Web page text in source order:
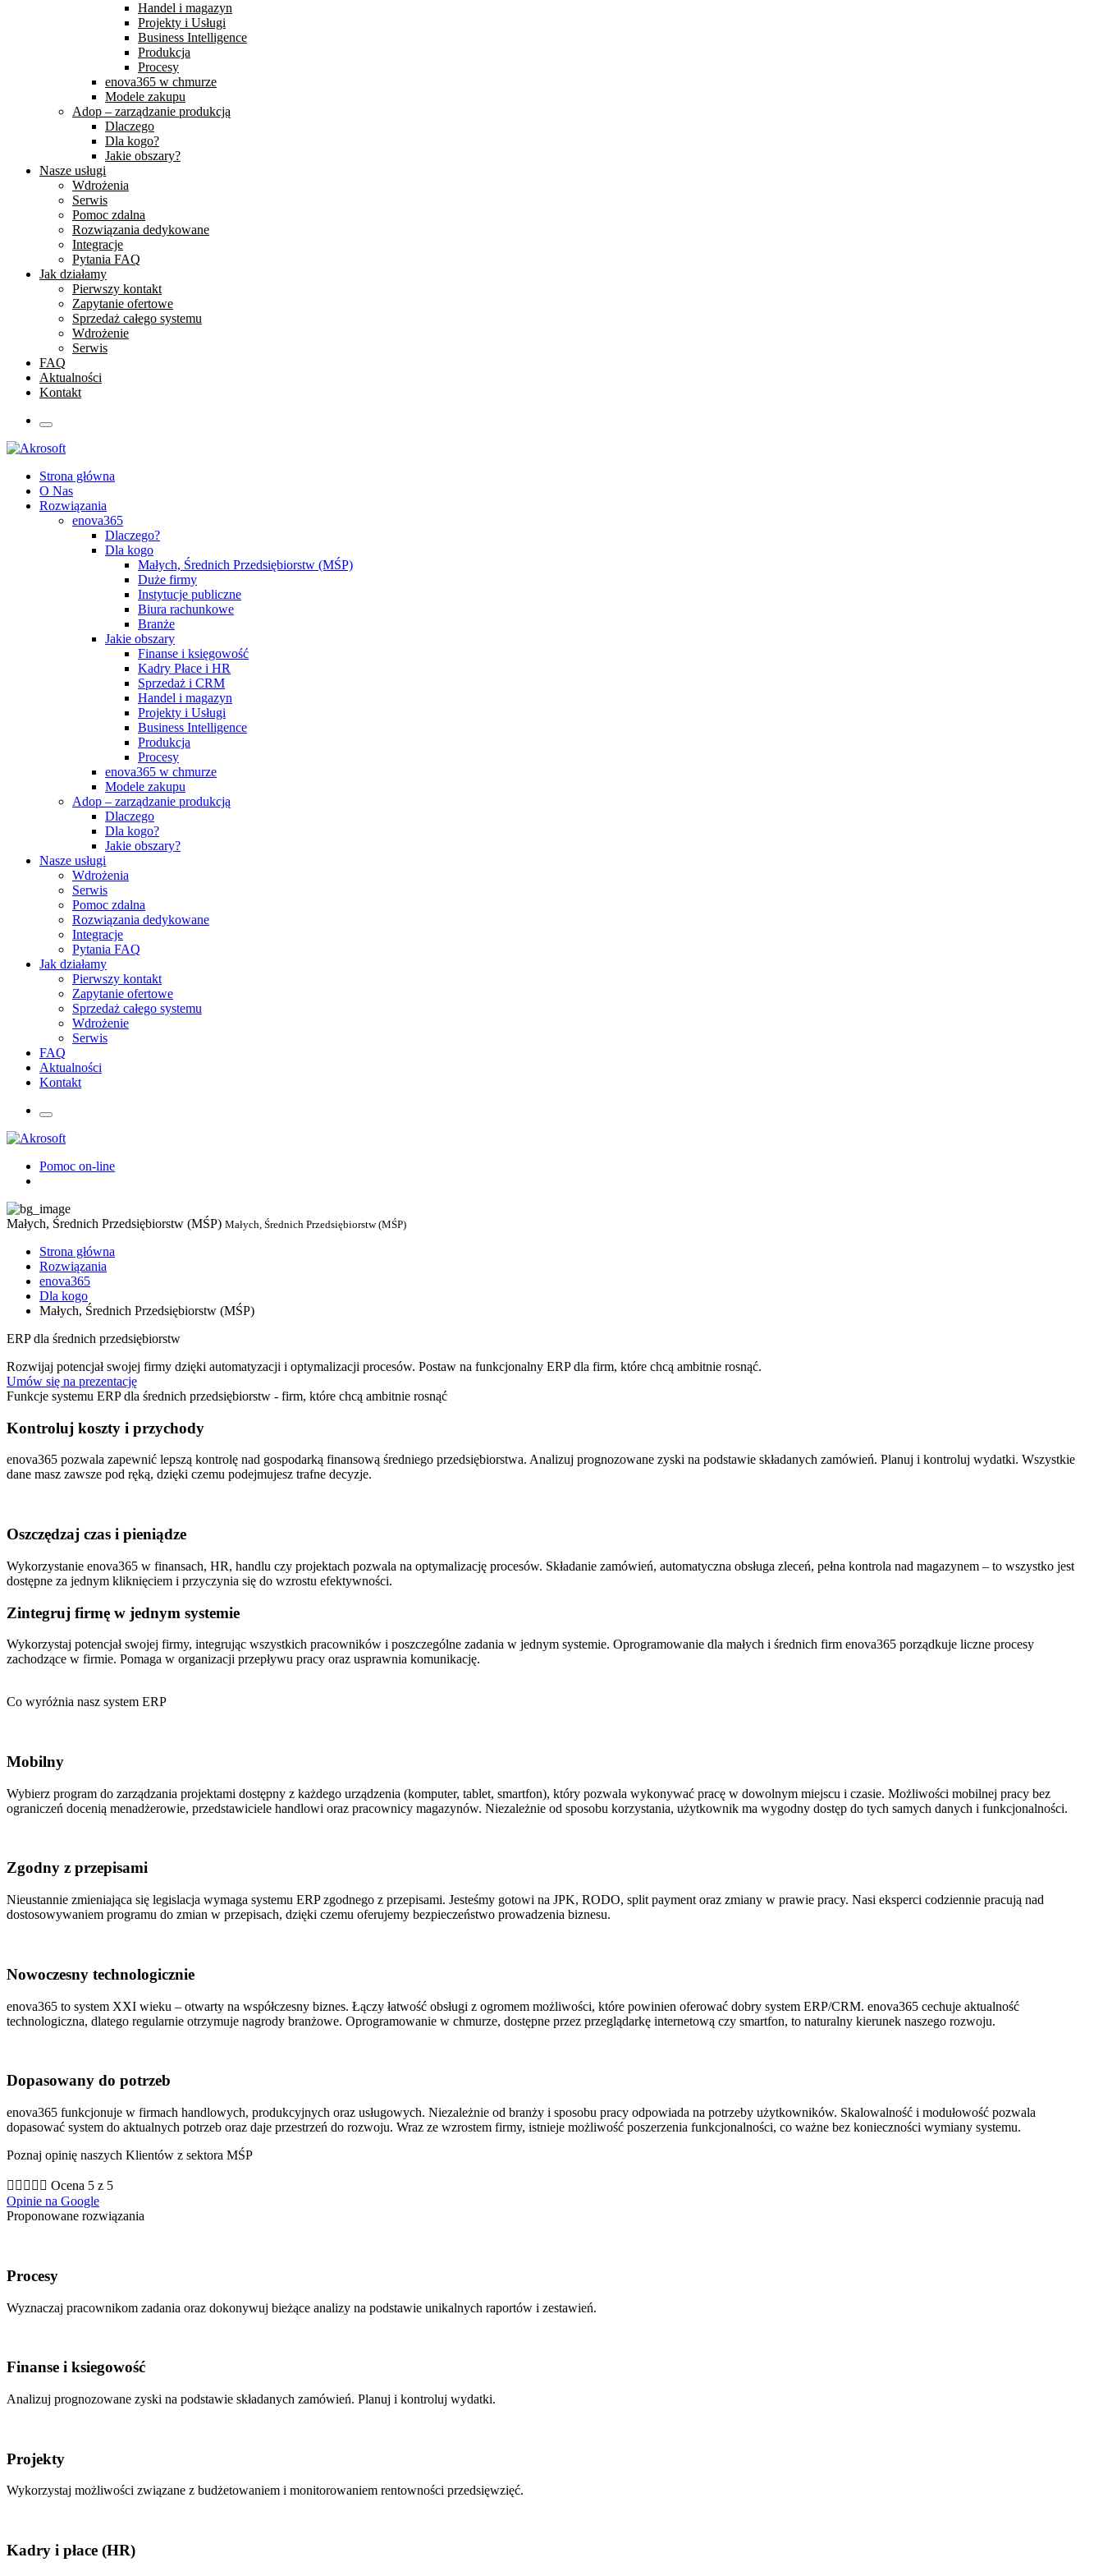
Handel i magazyn
Projekty i Usługi
Business Intelligence
Produkcja
Procesy
enova365 w chmurze
Modele zakupu
Adop – zarządzanie produkcją
Dlaczego
Dla kogo?
Jakie obszary?
Nasze usługi
Wdrożenia
Serwis
Pomoc zdalna
Rozwiązania dedykowane
Integracje
Pytania FAQ
Jak działamy
Pierwszy kontakt
Zapytanie ofertowe​
Sprzedaż całego systemu
Wdrożenie
Serwis
FAQ
Aktualności
Kontakt
Strona główna
O Nas
Rozwiązania
enova365
Dlaczego?
Dla kogo
Małych, Średnich Przedsiębiorstw (MŚP)
Duże firmy
Instytucje publiczne
Biura rachunkowe
Branże
Jakie obszary
Finanse i księgowość
Kadry Płace i HR
Sprzedaż i CRM
Handel i magazyn
Projekty i Usługi
Business Intelligence
Produkcja
Procesy
enova365 w chmurze
Modele zakupu
Adop – zarządzanie produkcją
Dlaczego
Dla kogo?
Jakie obszary?
Nasze usługi
Wdrożenia
Serwis
Pomoc zdalna
Rozwiązania dedykowane
Integracje
Pytania FAQ
Jak działamy
Pierwszy kontakt
Zapytanie ofertowe​
Sprzedaż całego systemu
Wdrożenie
Serwis
FAQ
Aktualności
Kontakt
Pomoc on-line
Małych, Średnich Przedsiębiorstw (MŚP) Małych, Średnich Przedsiębiorstw (MŚP)
Strona główna
Rozwiązania
enova365
Dla kogo
Małych, Średnich Przedsiębiorstw (MŚP)
ERP dla średnich przedsiębiorstw
Rozwijaj potencjał swojej firmy dzięki automatyzacji i optymalizacji procesów. Postaw na funkcjonalny ERP dla firm, które chcą ambitnie rosnąć.
Umów się na prezentację
Funkcje systemu ERP dla średnich przedsiębiorstw - firm, które chcą ambitnie rosnąć
Kontroluj koszty i przychody
enova365 pozwala zapewnić lepszą kontrolę nad gospodarką finansową średniego przedsiębiorstwa. Analizuj prognozowane zyski na podstawie składanych zamówień. Planuj i kontroluj wydatki. Wszystkie
dane masz zawsze pod ręką, dzięki czemu podejmujesz trafne decyzje.
Oszczędzaj czas i pieniądze
Wykorzystanie enova365 w finansach, HR, handlu czy projektach pozwala na optymalizację procesów. Składanie zamówień, automatyczna obsługa zleceń, pełna kontrola nad magazynem – to wszystko jest
dostępne za jednym kliknięciem i przyczynia się do wzrostu efektywności.
Zintegruj firmę w jednym systemie
Wykorzystaj potencjał swojej firmy, integrując wszystkich pracowników i poszczególne zadania w jednym systemie. Oprogramowanie dla małych i średnich firm enova365 porządkuje liczne procesy
zachodzące w firmie. Pomaga w organizacji przepływu pracy oraz usprawnia komunikację.
Co wyróżnia nasz system ERP
Mobilny
Wybierz program do zarządzania projektami dostępny z każdego urządzenia (komputer, tablet, smartfon), który pozwala wykonywać pracę w dowolnym miejscu i czasie. Możliwości mobilnej pracy bez
ograniczeń docenią menadżerowie, przedstawiciele handlowi oraz pracownicy magazynów. Niezależnie od sposobu korzystania, użytkownik ma wygodny dostęp do tych samych danych i funkcjonalności.
Zgodny z przepisami
Nieustannie zmieniająca się legislacja wymaga systemu ERP zgodnego z przepisami. Jesteśmy gotowi na JPK, RODO, split payment oraz zmiany w prawie pracy. Nasi eksperci codziennie pracują nad
dostosowywaniem programu do zmian w przepisach, dzięki czemu oferujemy bezpieczeństwo prowadzenia biznesu.
Nowoczesny technologicznie
enova365 to system XXI wieku – otwarty na współczesny biznes. Łączy łatwość obsługi z ogromem możliwości, które powinien oferować dobry system ERP/CRM. enova365 cechuje aktualność
technologiczna, dlatego regularnie otrzymuje nagrody branżowe. Oprogramowanie w chmurze, dostępne przez przeglądarkę internetową czy smartfon, to naturalny kierunek naszego rozwoju.
Dopasowany do potrzeb
enova365 funkcjonuje w firmach handlowych, produkcyjnych oraz usługowych. Niezależnie od branży i sposobu pracy odpowiada na potrzeby użytkowników. Skalowalność i modułowość pozwala
dopasować system do aktualnych potrzeb oraz daje przestrzeń do rozwoju. Wraz ze wzrostem firmy, istnieje możliwość poszerzenia funkcjonalności, co ważne bez konieczności wymiany systemu.
Poznaj opinię naszych Klientów z sektora MŚP
     Ocena 5 z 5
Opinie na Google
Proponowane rozwiązania
Procesy
Wyznaczaj pracownikom zadania oraz dokonywuj bieżące analizy na podstawie unikalnych raportów i zestawień.
Finanse i ksiegowość
Analizuj prognozowane zyski na podstawie składanych zamówień. Planuj i kontroluj wydatki.
Projekty
Wykorzystaj możliwości związane z budżetowaniem i monitorowaniem rentowności przedsięwzięć.
Kadry i płace (HR)